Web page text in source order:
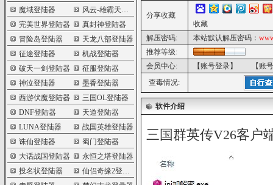
魔域登陆器
风云-雄霸天下登陆器
完美世界登陆器
真封神登陆器
冒险岛登陆器
天龙八部登陆器
征途登陆器
机战登陆器
破天一剑登陆器
征服登陆器
神泣登陆器
墨香登陆器
西游伏魔登陆器
三国OL登陆器
DNF登陆器
天道登陆器
LUNA登陆器
战国英雄登陆器
诛仙登陆器
蜀门登陆器
大话战国登陆器
永恒之塔登陆器
投名状登陆器
仙侣奇缘2登陆器
分享收藏
收藏
解压密码:
本站默认解压密码：
推荐等级:
会员中心:
【账号登录】
【账
查毒情况:
软件介绍
三国群英传V26客户